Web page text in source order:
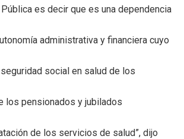
es decir que es una dependencia
administrativa y financiera cuyo
social en salud de los
los pensionados y jubilados
de los servicios de salud”, dijo